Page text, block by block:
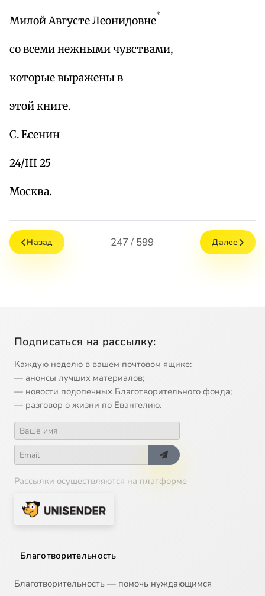
Милой Августе Леонидовне*
со всеми нежными чувствами,
которые выражены в
этой книге.
С. Есенин
24/III 25
Москва.
Назад 247 / 599 Далее
Подписаться на рассылку:
Каждую неделю в вашем почтовом ящике:
— анонсы лучших материалов;
— новости подопечных Благотворительного фонда;
— разговор о жизни по Евангелию.
Рассылки осуществляются на платформе
Благотворительность
Благотворительность — помочь нуждающимся